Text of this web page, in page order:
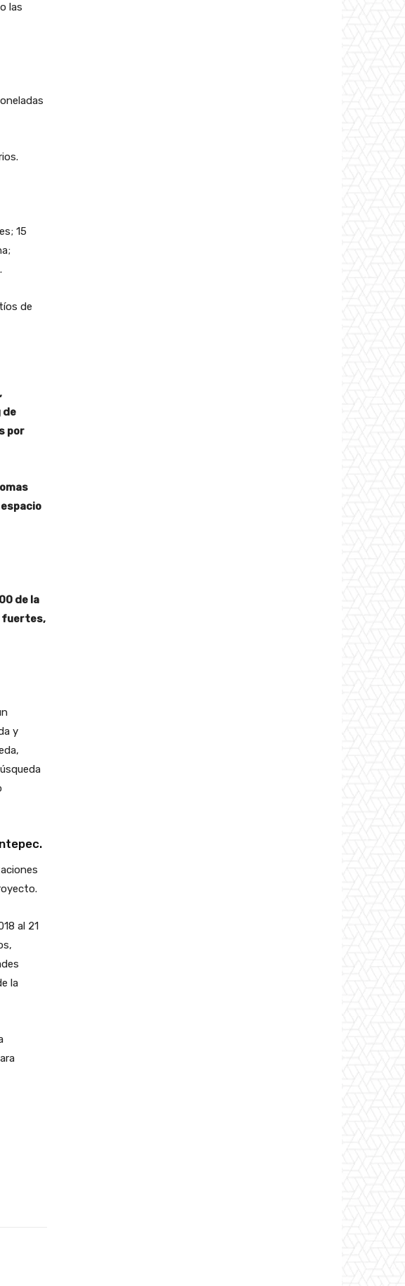
las
15
de
de
por
de la
fuertes,
y
al 21
la